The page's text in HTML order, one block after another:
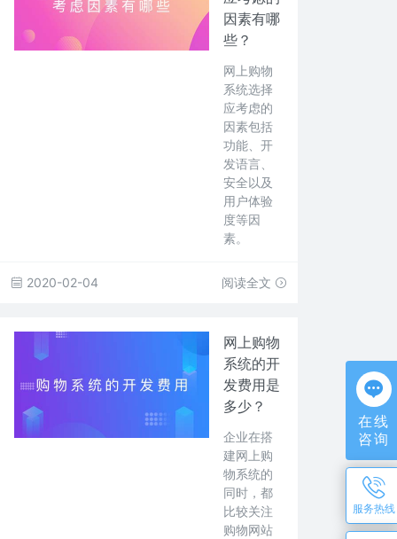
因素有哪
些？
网上购物
系统选择
应考虑的
因素包括
功能、开
发语言、
安全以及
用户体验
度等因
素。
2020-02-04 阅读全文
网上购物
系统的开
发费用是
多少？
企业在搭
建网上购
物系统的
同时，都
比较关注
购物网站
在线
咨询
服务热线